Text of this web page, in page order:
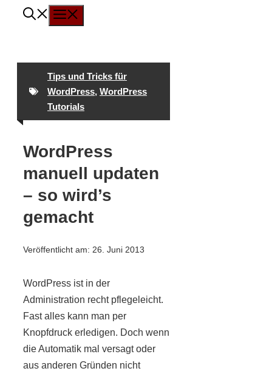
Zum
Tips und Tricks für
WordPress, WordPress
Tutorials
WordPress
manuell updaten
– so wird’s
gemacht
Veröffentlicht am: 26. Juni 2013
WordPress ist in der
Administration recht pflegeleicht.
Fast alles kann man per
Knopfdruck erledigen. Doch wenn
die Automatik mal versagt oder
aus anderen Gründen nicht